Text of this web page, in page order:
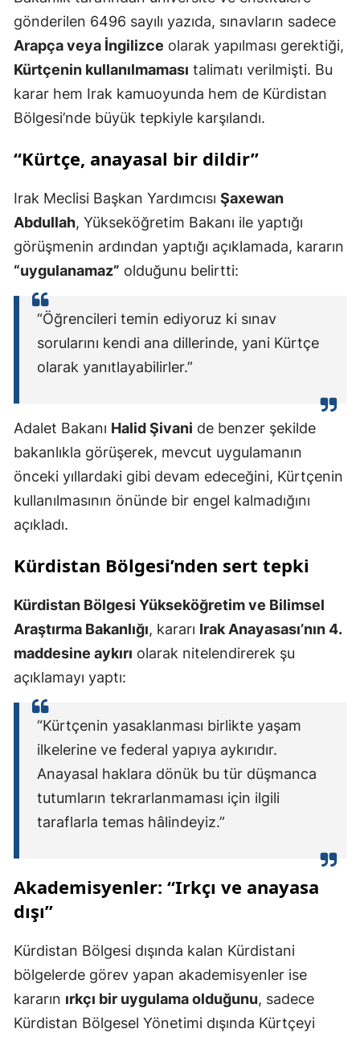
gönderilen 6496 sayılı yazıda, sınavların sadece
Arapça veya İngilizce olarak yapılması gerektiği,
Kürtçenin kullanılmaması talimatı verilmişti. Bu
karar hem Irak kamuoyunda hem de Kürdistan
Bölgesi’nde büyük tepkiyle karşılandı.
“Kürtçe, anayasal bir dildir”
Irak Meclisi Başkan Yardımcısı Şaxewan
Abdullah, Yükseköğretim Bakanı ile yaptığı
görüşmenin ardından yaptığı açıklamada, kararın
“uygulanamaz” olduğunu belirtti:
“Öğrencileri temin ediyoruz ki sınav
sorularını kendi ana dillerinde, yani Kürtçe
olarak yanıtlayabilirler.”
Adalet Bakanı Halid Şivani de benzer şekilde
bakanlıkla görüşerek, mevcut uygulamanın
önceki yıllardaki gibi devam edeceğini, Kürtçenin
kullanılmasının önünde bir engel kalmadığını
açıkladı.
Kürdistan Bölgesi’nden sert tepki
Kürdistan Bölgesi Yükseköğretim ve Bilimsel
Araştırma Bakanlığı, kararı Irak Anayasası’nın 4.
maddesine aykırı olarak nitelendirerek şu
açıklamayı yaptı:
“Kürtçenin yasaklanması birlikte yaşam
ilkelerine ve federal yapıya aykırıdır.
Anayasal haklara dönük bu tür düşmanca
tutumların tekrarlanmaması için ilgili
taraflarla temas hâlindeyiz.”
Akademisyenler: “Irkçı ve anayasa
dışı”
Kürdistan Bölgesi dışında kalan Kürdistani
bölgelerde görev yapan akademisyenler ise
kararın ırkçı bir uygulama olduğunu, sadece
Kürdistan Bölgesel Yönetimi dışında Kürtçeyi